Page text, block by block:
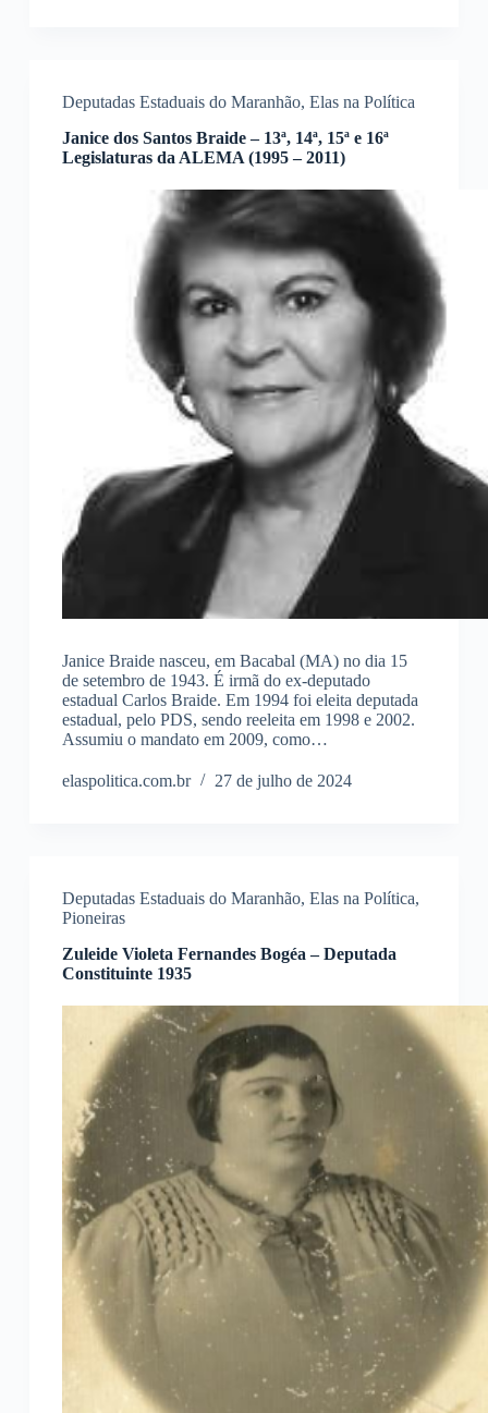
Deputadas Estaduais do Maranhão, Elas na Política
Janice dos Santos Braide – 13ª, 14ª, 15ª e 16ª
Legislaturas da ALEMA (1995 – 2011)
Janice Braide nasceu, em Bacabal (MA) no dia 15
de setembro de 1943. É irmã do ex-deputado
estadual Carlos Braide. Em 1994 foi eleita deputada
estadual, pelo PDS, sendo reeleita em 1998 e 2002.
Assumiu o mandato em 2009, como…
elaspolitica.com.br 27 de julho de 2024
Deputadas Estaduais do Maranhão, Elas na Política,
Pioneiras
Zuleide Violeta Fernandes Bogéa – Deputada
Constituinte 1935